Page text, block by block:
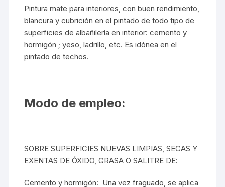
Pintura mate para interiores, con buen rendimiento,
blancura y cubrición en el pintado de todo tipo de
superficies de albañilería en interior: cemento y
hormigón ; yeso, ladrillo, etc. Es idónea en el
pintado de techos.
Modo de empleo:
SOBRE SUPERFICIES NUEVAS LIMPIAS, SECAS Y
EXENTAS DE ÓXIDO, GRASA O SALITRE DE:
Cemento y hormigón: Una vez fraguado, se aplica